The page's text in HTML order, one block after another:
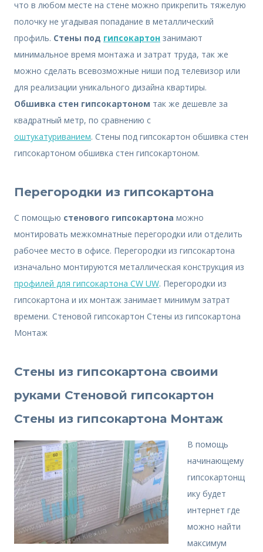
что в любом месте на стене можно прикрепить тяжелую
полочку не угадывая попадание в металлический
профиль. Стены под гипсокартон занимают
минимальное время монтажа и затрат труда, так же
можно сделать всевозможные ниши под телевизор или
для реализации уникального дизайна квартиры.
Обшивка стен гипсокартоном так же дешевле за
квадратный метр, по сравнению с
оштукатуриванием. Стены под гипсокартон обшивка стен
гипсокартоном обшивка стен гипсокартоном.
Перегородки из гипсокартона
С помощью стенового гипсокартона можно
монтировать межкомнатные перегородки или отделить
рабочее место в офисе. Перегородки из гипсокартона
изначально монтируются металлическая конструкция из
профилей для гипсокартона CW UW. Перегородки из
гипсокартона и их монтаж занимает минимум затрат
времени. Стеновой гипсокартон Стены из гипсокартона
Монтаж
Стены из гипсокартона своими
руками Стеновой гипсокартон
Стены из гипсокартона Монтаж
В помощь
начинающему
гипсокартонщ
ику будет
интернет где
можно найти
максимум